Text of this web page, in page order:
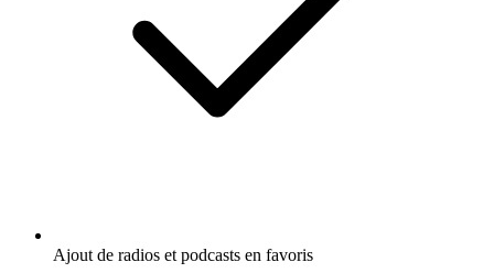
Ajout de radios et podcasts en favoris